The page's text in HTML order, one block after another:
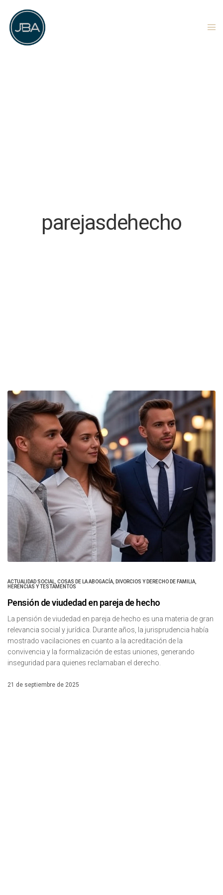
parejasdehecho
ACTUALIDAD SOCIAL COSAS DE LA ABOGACÍA DIVORCIOS Y DERECHO DE FAMILIA
HERENCIAS Y TESTAMENTOS
Pensión de viudedad en pareja de hecho
La pensión de viudedad en pareja de hecho es una materia de gran
relevancia social y jurídica. Durante años, la jurisprudencia había
mostrado vacilaciones en cuanto a la acreditación de la
convivencia y la formalización de estas uniones, generando
inseguridad para quienes reclamaban el derecho.
21 de septiembre de 2025